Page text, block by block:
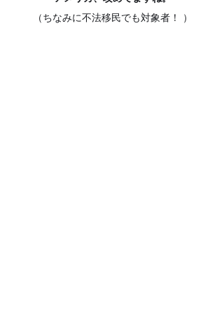
（ちなみに不法移民でも対象者！ ）